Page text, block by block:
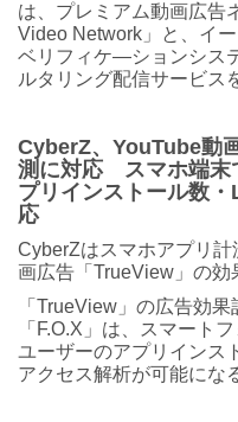
は、プレミアム動画広告
Video Network」と、イ
ベリフィケ―ションシス
ルタリング配信サービス
CyberZ、YouTube動
測に対応 スマホ端末
プリインストール数
応
CyberZはスマホアプリ計
画広告「TrueView」の効
「TrueView」の広告効
「F.O.X」は、スマート
ユーザーのアプリインス
アクセス解析が可能にな